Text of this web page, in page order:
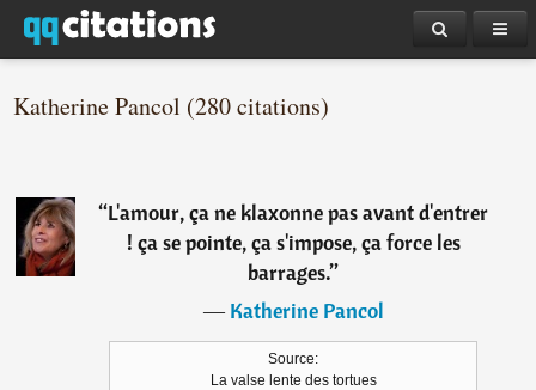
Katherine Pancol (280 citations)
“L'amour, ça ne klaxonne pas avant d'entrer
! ça se pointe, ça s'impose, ça force les
barrages.”
―Katherine Pancol
Source:
La valse lente des tortues